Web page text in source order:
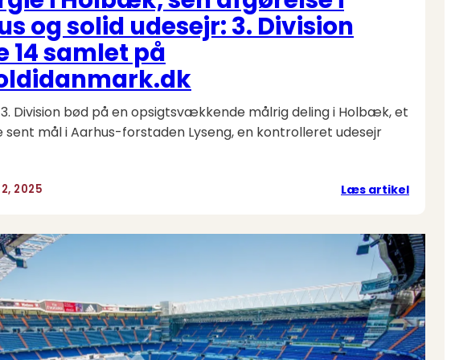
og solid udesejr: 3. Division
14 samlet på
3. Division bød på en opsigtsvækkende målrig deling i Holbæk, et
sent mål i Aarhus-forstaden Lyseng, en kontrolleret udesejr
2, 2025 Læs artikel:
sen
i
og
solid